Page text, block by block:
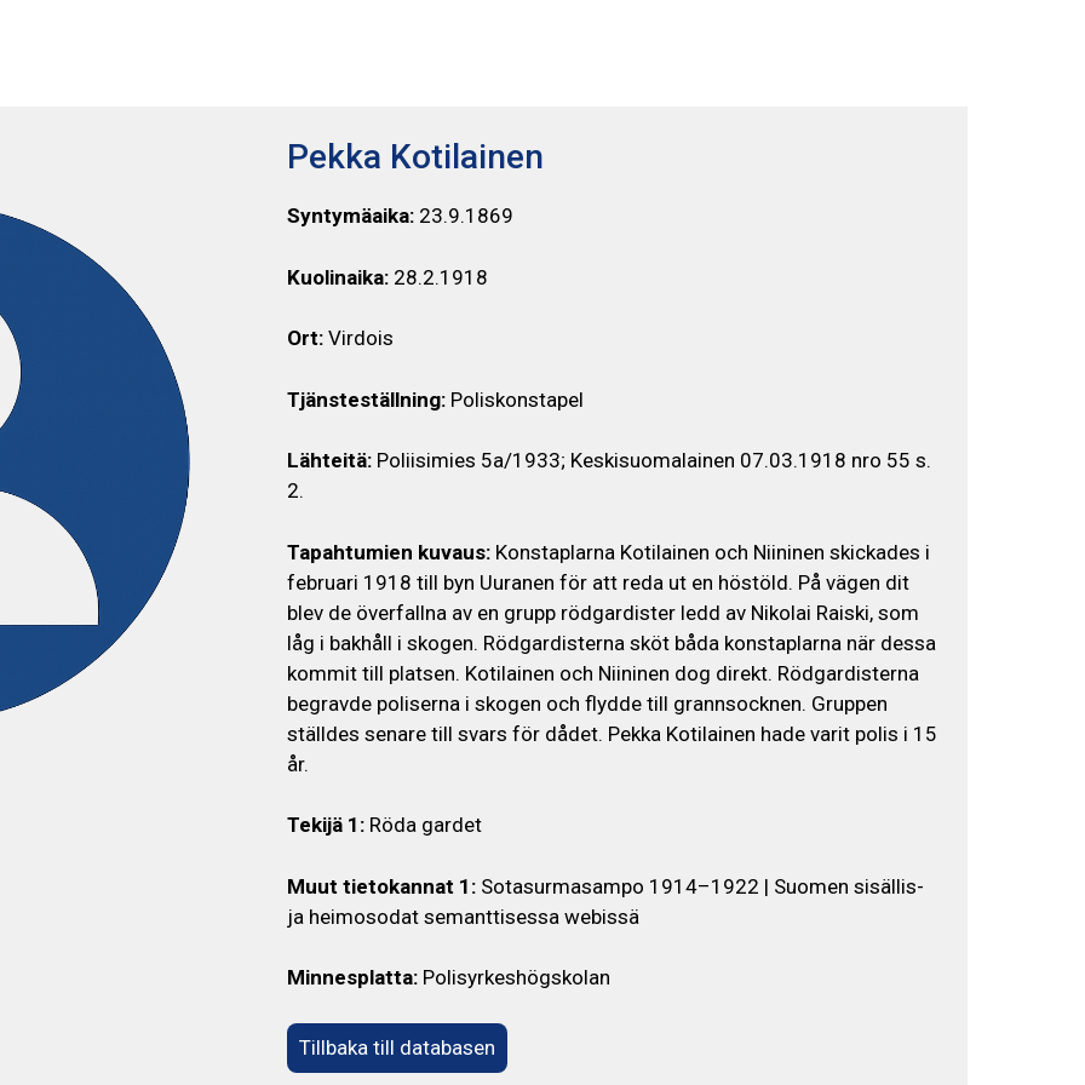
Pekka Kotilainen
Syntymäaika:23.9.1869
Kuolinaika:28.2.1918
Ort:Virdois
Tjänsteställning:Poliskonstapel
Lähteitä:Poliisimies 5a/1933; Keskisuomalainen 07.03.1918 nro 55 s.
2.
Tapahtumien kuvaus:Konstaplarna Kotilainen och Niininen skickades i
februari 1918 till byn Uuranen för att reda ut en höstöld. På vägen dit
blev de överfallna av en grupp rödgardister ledd av Nikolai Raiski, som
låg i bakhåll i skogen. Rödgardisterna sköt båda konstaplarna när dessa
kommit till platsen. Kotilainen och Niininen dog direkt. Rödgardisterna
begravde poliserna i skogen och flydde till grannsocknen. Gruppen
ställdes senare till svars för dådet. Pekka Kotilainen hade varit polis i 15
år.
Tekijä 1:Röda gardet
Muut tietokannat 1:Sotasurmasampo 1914–1922 | Suomen sisällis-
ja heimosodat semanttisessa webissä
Minnesplatta:Polisyrkeshögskolan
Tillbaka till databasen